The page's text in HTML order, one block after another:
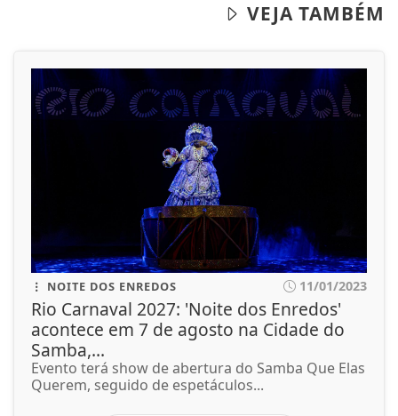
VEJA TAMBÉM
NOITE DOS ENREDOS 11/01/2023
Rio Carnaval 2027: 'Noite dos Enredos'
acontece em 7 de agosto na Cidade do
Samba,...
Evento terá show de abertura do Samba Que Elas
Querem, seguido de espetáculos...